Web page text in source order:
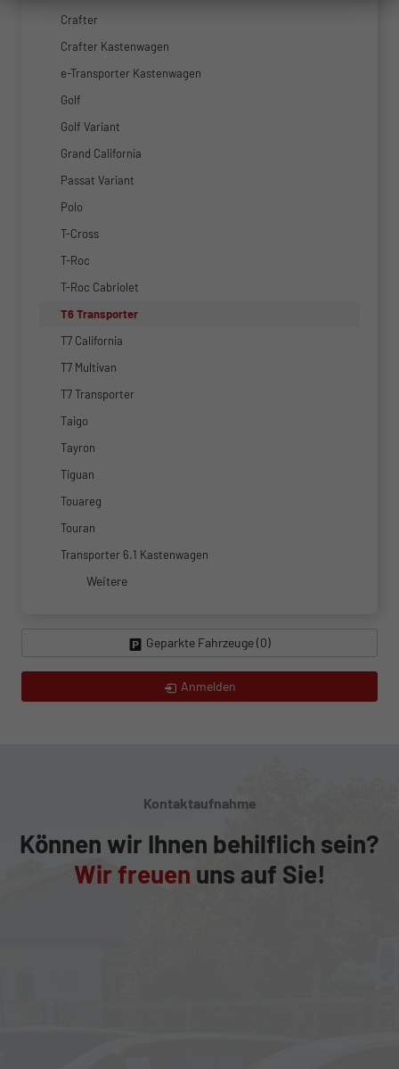
Crafter
Crafter Kastenwagen
e-Transporter Kastenwagen
Golf
Golf Variant
Grand California
Passat Variant
Polo
T-Cross
T-Roc
T-Roc Cabriolet
T6 Transporter
T7 California
T7 Multivan
T7 Transporter
Taigo
Tayron
Tiguan
Touareg
Touran
Transporter 6.1 Kastenwagen
Weitere
Geparkte Fahrzeuge (0)
Anmelden
Kontaktaufnahme
Können wir Ihnen behilflich sein?
Wir freuen uns auf Sie!